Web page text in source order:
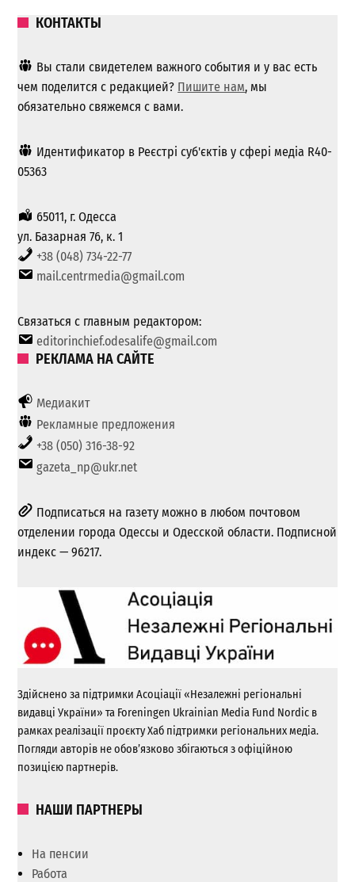
КОНТАКТЫ
Вы стали свидетелем важного события и у вас есть
чем поделится с редакцией? Пишите нам, мы
обязательно свяжемся с вами.
Идентификатор в Реєстрі суб'єктів у сфері медіа R40-
05363
65011, г. Одесса
ул. Базарная 76, к. 1
+38 (048) 734-22-77
mail.centrmedia@gmail.com
Связаться с главным редактором:
editorinchief.odesalife@gmail.com
РЕКЛАМА НА САЙТЕ
Медиакит
Рекламные предложения
+38 (050) 316-38-92
gazeta_np@ukr.net
Подписаться на газету можно в любом почтовом
отделении города Одессы и Одесской области. Подписной
индекс — 96217.
Здійснено за підтримки Асоціації «Незалежні регіональні
видавці України» та Foreningen Ukrainian Media Fund Nordic в
рамках реалізації проєкту Хаб підтримки регіональних медіа.
Погляди авторів не обов’язково збігаються з офіційною
позицією партнерів.
НАШИ ПАРТНЕРЫ
На пенсии
Работа